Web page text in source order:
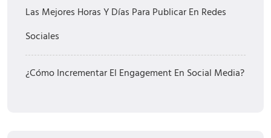
Las Mejores Horas Y Días Para Publicar En Redes
Sociales
¿Cómo Incrementar El Engagement En Social Media?